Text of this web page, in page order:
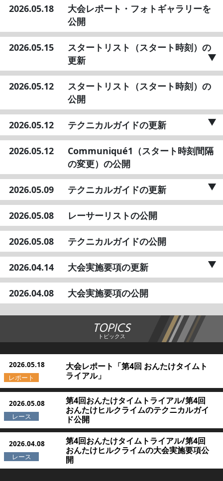
2026.05.18
大会レポート・フォトギャラリーを
公開
2026.05.15
スタートリスト（スタート時刻）の
更新
2026.05.12
スタートリスト（スタート時刻）の
公開
2026.05.12 テクニカルガイドの更新
2026.05.12
Communiqué1（スタート時刻間隔
の変更）の公開
2026.05.09 テクニカルガイドの更新
2026.05.08 レーサーリストの公開
2026.05.08 テクニカルガイドの公開
2026.04.14 大会実施要項の更新
2026.04.08 大会実施要項の公開
TOPICS
トピックス
2026.05.18
大会レポート「第4回 おんたけタイムト
ライアル」
2026.05.08
第4回おんたけタイムトライアル/第4回
おんたけヒルクライムのテクニカルガイ
ド公開
2026.04.08
第4回おんたけタイムトライアル/第4回
おんたけヒルクライムの大会実施要項公
開